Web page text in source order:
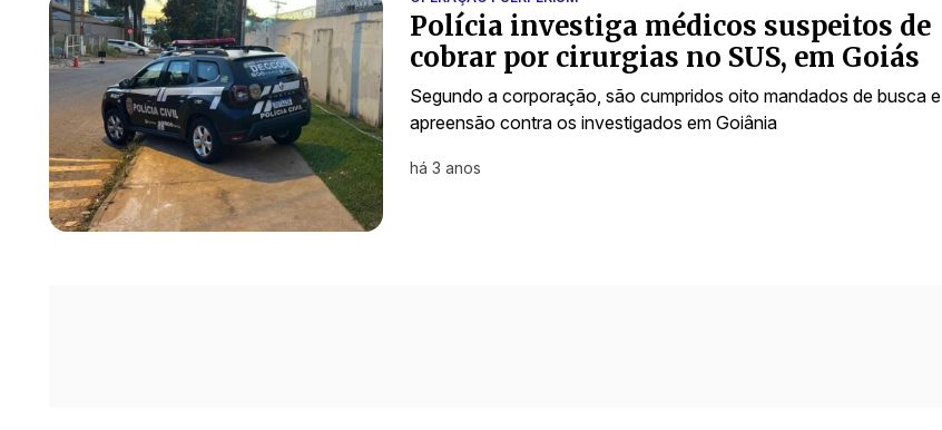
Polícia investiga médicos suspeitos de
cobrar por cirurgias no SUS, em Goiás
Segundo a corporação, são cumpridos oito mandados de busca e
apreensão contra os investigados em Goiânia
há 3 anos